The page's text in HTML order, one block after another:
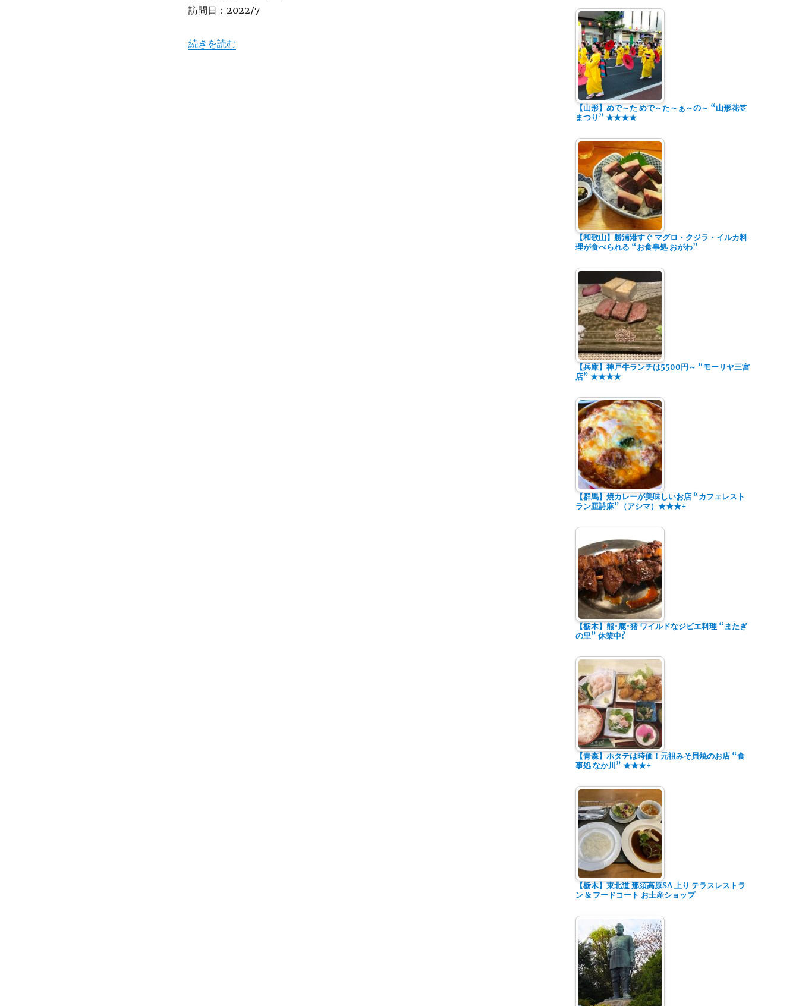
訪問日：2022/7
“【群馬】草津の新名所！裏草津と地蔵カフェ “月の貌” ★★★★” の
続きを読む
【山形】めで～た めで～た～ぁ～の～ “山形花笠
まつり” ★★★★
【和歌山】勝浦港すぐ マグロ・クジラ・イルカ料
理が食べられる “お食事処 おがわ”
【兵庫】神戸牛ランチは5500円～ “モーリヤ三宮
店” ★★★★
【群馬】焼カレーが美味しいお店 “カフェレスト
ラン亜詩麻”（アシマ）★★★+
【栃木】熊･鹿･猪 ワイルドなジビエ料理 “またぎ
の里” 休業中?
【青森】ホタテは時価！元祖みそ貝焼のお店 “食
事処 なか川” ★★★+
【栃木】東北道 那須高原SA 上り テラスレストラ
ン & フードコート お土産ショップ